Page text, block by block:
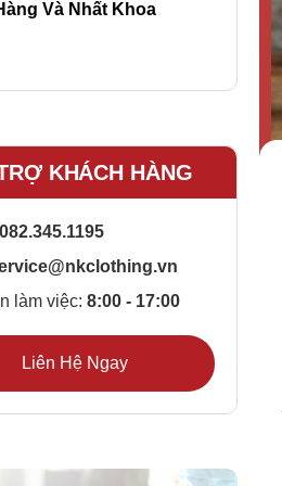
Và Nhất Khoa
KHÁCH HÀNG
082.345.1195
làm việc: 8:00 - 17:00
Liên Hệ Ngay